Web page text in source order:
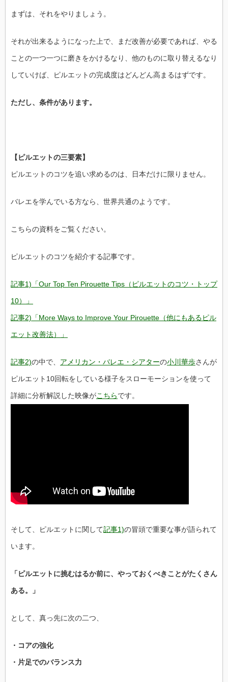
まずは、それをやりましょう。
それが出来るようになった上で、まだ改善が必要であれば、やる
ことの一つ一つに磨きをかけるなり、他のものに取り替えるなり
していけば、ピルエットの完成度はどんどん高まるはずです。
ただし、条件があります。
【ピルエットの三要素】
ピルエットのコツを追い求めるのは、日本だけに限りません。
バレエを学んでいる方なら、世界共通のようです。
こちらの資料をご覧ください。
ピルエットのコツを紹介する記事です。
記事1)「Our Top Ten Pirouette Tips（ピルエットのコツ・トップ
10）」
記事2)「More Ways to Improve Your Pirouette（他にもあるピル
エット改善法）」
記事2)の中で、 アメリカン・バレエ・シアターの小川華歩さんが
ピルエット10回転をしている様子をスローモーションを使って
詳細に分析解説した映像がこちらです。
そして、ピルエットに関して記事1)の冒頭で重要な事が語られて
います。
「ピルエットに挑むはるか前に、やっておくべきことがたくさん
ある。」
として、真っ先に次の二つ、
・コアの強化
・片足でのバランス力